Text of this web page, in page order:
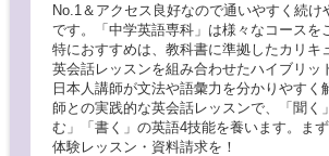
No.1＆アクセス良好なので通いやすく続け
です。「中学英語専科」は様々なコースを
特におすすめは、教科書に準拠したカリキ
英会話レッスンを組み合わせたハイブリッ
日本人講師が文法や語彙力を分かりやすく
師との実践的な英会話レッスンで、「聞く
む」「書く」の英語4技能を養います。ま
体験レッスン・資料請求を！